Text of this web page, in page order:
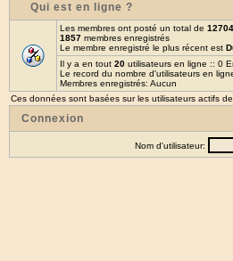
Qui est en ligne ?
Les membres ont posté un total de 12704
1857 membres enregistrés
Le membre enregistré le plus récent est
Il y a en tout 20 utilisateurs en ligne :: 0
Le record du nombre d'utilisateurs en
Membres enregistrés: Aucun
Ces données sont basées sur les utilisateurs actifs
Connexion
Nom d'utilisateur: